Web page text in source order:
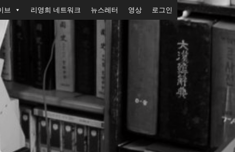
브 리영희 네트워크 뉴스레터 영상 로그인